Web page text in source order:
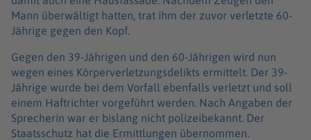
Mann überwältigt hatten, trat ihm der zuvor verletzte 60-
Jährige gegen den Kopf.
Gegen den 39-Jährigen und den 60-Jährigen wird nun
wegen eines Körperverletzungsdelikts ermittelt. Der 39-
Jährige wurde bei dem Vorfall ebenfalls verletzt und soll
einem Haftrichter vorgeführt werden. Nach Angaben der
Sprecherin war er bislang nicht polizeibekannt. Der
Staatsschutz hat die Ermittlungen übernommen.